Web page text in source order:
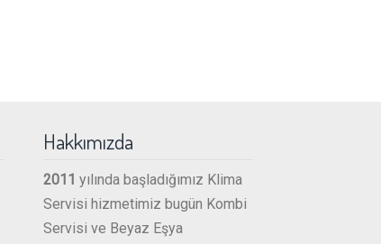
Hakkımızda
2011 yılında başladığımız Klima
Servisi hizmetimiz bugün Kombi
Servisi ve Beyaz Eşya